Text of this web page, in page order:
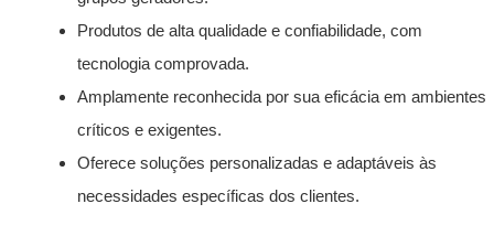
Produtos de alta qualidade e confiabilidade, com
tecnologia comprovada.
Amplamente reconhecida por sua eficácia em ambientes
críticos e exigentes.
Oferece soluções personalizadas e adaptáveis às
necessidades específicas dos clientes.